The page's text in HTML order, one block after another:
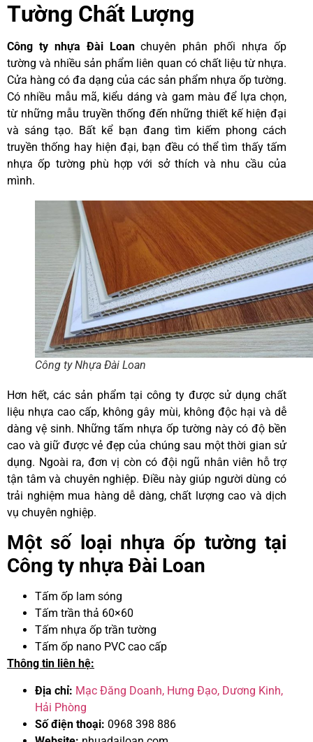
Tường Chất Lượng
Công ty nhựa Đài Loanchuyên phân phối nhựa ốp
tường và nhiều sản phẩm liên quan có chất liệu từ nhựa.
Cửa hàng có đa dạng của các sản phẩm nhựa ốp tường.
Có nhiều mẫu mã, kiểu dáng và gam màu để lựa chọn,
từ những mẫu truyền thống đến những thiết kế hiện đại
và sáng tạo. Bất kể bạn đang tìm kiếm phong cách
truyền thống hay hiện đại, bạn đều có thể tìm thấy tấm
nhựa ốp tường phù hợp với sở thích và nhu cầu của
mình.
Công ty Nhựa Đài Loan
Hơn hết, các sản phẩm tại công ty được sử dụng chất
liệu nhựa cao cấp, không gây mùi, không độc hại và dễ
dàng vệ sinh. Những tấm nhựa ốp tường này có độ bền
cao và giữ được vẻ đẹp của chúng sau một thời gian sử
dụng. Ngoài ra, đơn vị còn có đội ngũ nhân viên hỗ trợ
tận tâm và chuyên nghiệp. Điều này giúp người dùng có
trải nghiệm mua hàng dễ dàng, chất lượng cao và dịch
vụ chuyên nghiệp.
Một số loại nhựa ốp tường tại
Công ty nhựa Đài Loan
Tấm ốp lam sóng
Tấm trần thả 60×60
Tấm nhựa ốp trần tường
Tấm ốp nano PVC cao cấp
Thông tin liên hệ:
Địa chỉ: Mạc Đăng Doanh, Hưng Đạo, Dương Kinh,
Hải Phòng
Số điện thoại: 0968 398 886